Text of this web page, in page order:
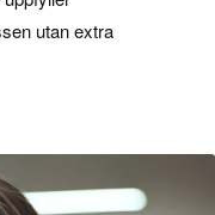
utan extra